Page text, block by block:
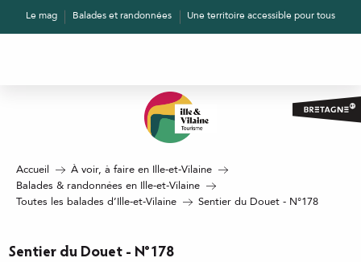
AllerLe mag Balades et randonnées Une territoire accessible pour tous
Accueil
À voir, à faire en Ille-et-Vilaine
Balades & randonnées en Ille-et-Vilaine
Toutes les balades d’Ille-et-Vilaine
Sentier du Douet - N°178
Sentier du Douet - N°178